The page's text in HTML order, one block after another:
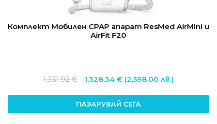
Комплект Мобилен CPAP апарат ResMed AirMini и
AirFit F20
1,331.92€
Original
was:
1,331.92 €.
1,328.34 €Текущата
е:
1,328.34 €.
(2,598.00 лв.)
ПАЗАРУВАЙ СЕГА